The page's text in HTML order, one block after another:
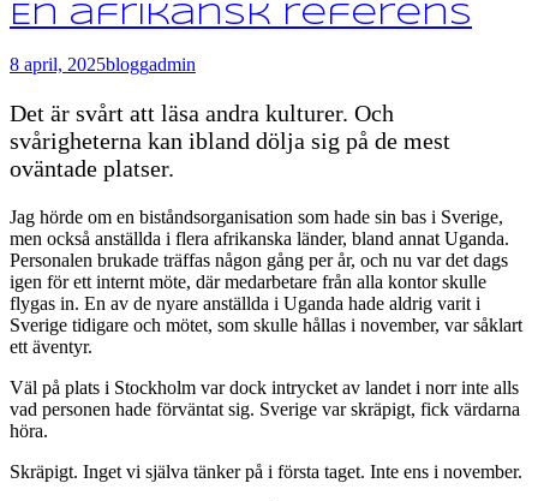
En afrikansk referens
8 april, 2025bloggadmin
Det är svårt att läsa andra kulturer. Och
svårigheterna kan ibland dölja sig på de mest
oväntade platser.
Jag hörde om en biståndsorganisation som hade sin bas i Sverige,
men också anställda i flera afrikanska länder, bland annat Uganda.
Personalen brukade träffas någon gång per år, och nu var det dags
igen för ett internt möte, där medarbetare från alla kontor skulle
flygas in. En av de nyare anställda i Uganda hade aldrig varit i
Sverige tidigare och mötet, som skulle hållas i november, var såklart
ett äventyr.
Väl på plats i Stockholm var dock intrycket av landet i norr inte alls
vad personen hade förväntat sig. Sverige var skräpigt, fick värdarna
höra.
Skräpigt. Inget vi själva tänker på i första taget. Inte ens i november.